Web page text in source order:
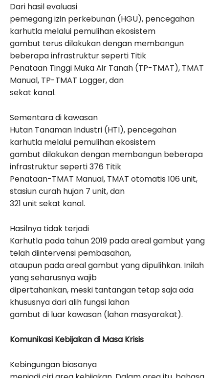
Dari hasil evaluasi
pemegang izin perkebunan (HGU), pencegahan
karhutla melalui pemulihan ekosistem
gambut terus dilakukan dengan membangun
beberapa infrastruktur seperti Titik
Penataan Tinggi Muka Air Tanah (TP-TMAT), TMAT
Manual, TP-TMAT Logger, dan
sekat kanal.
Sementara di kawasan
Hutan Tanaman Industri (HTI), pencegahan
karhutla melalui pemulihan ekosistem
gambut dilakukan dengan membangun beberapa
infrastruktur seperti 376 Titik
Penataan-TMAT Manual, TMAT otomatis 106 unit,
stasiun curah hujan 7 unit, dan
321 unit sekat kanal.
Hasilnya tidak terjadi
Karhutla pada tahun 2019 pada areal gambut yang
telah diintervensi pembasahan,
ataupun pada areal gambut yang dipulihkan. Inilah
yang seharusnya wajib
dipertahankan, meski tantangan tetap saja ada
khususnya dari alih fungsi lahan
gambut di luar kawasan (lahan masyarakat).
Komunikasi Kebijakan di Masa Krisis
Kebingungan biasanya